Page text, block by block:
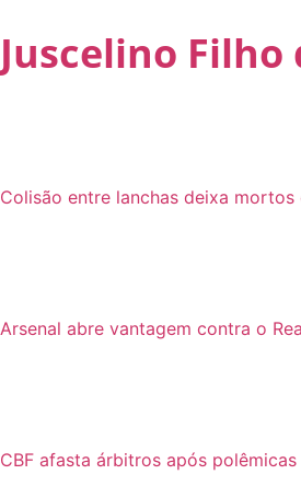
Juscelino
Colisão entre lanchas deixa
Arsenal abre vantagem contra o
CBF afasta árbitros após